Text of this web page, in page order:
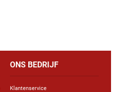
ONS BEDRIJF
Klantenservice